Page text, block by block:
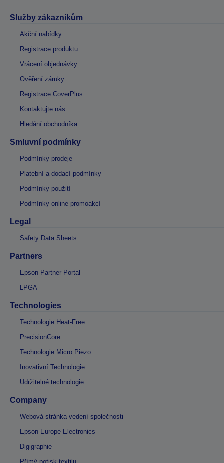
Služby zákazníkům
Akční nabídky
Registrace produktu
Vrácení objednávky
Ověření záruky
Registrace CoverPlus
Kontaktujte nás
Hledání obchodníka
Smluvní podmínky
Podmínky prodeje
Platební a dodací podmínky
Podmínky použití
Podmínky online promoakcí
Legal
Safety Data Sheets
Partners
Epson Partner Portal
LPGA
Technologies
Technologie Heat-Free
PrecisionCore
Technologie Micro Piezo
Inovativní Technologie
Udržitelné technologie
Company
Webová stránka vedení společnosti
Epson Europe Electronics
Digigraphie